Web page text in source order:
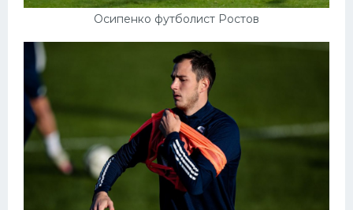
Осипенко футболист Ростов